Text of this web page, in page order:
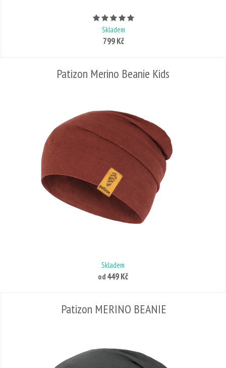
Skladem
799 Kč
Patizon Merino Beanie Kids
Skladem
od 449 Kč
Patizon MERINO BEANIE